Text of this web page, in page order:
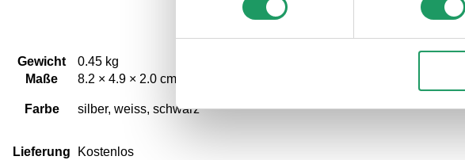
Gewicht
0.45 kg
Maße
8.2 × 4.9 × 2.0 cm
Farbe silber, weiss, schwarz
Lieferung Kostenlos